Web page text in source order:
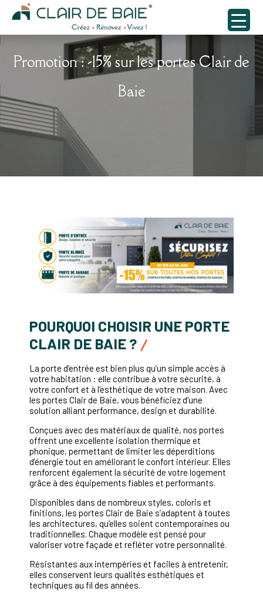
Promotion : -15% sur les portes Clair de
Baie
POURQUOI CHOISIR UNE PORTE
CLAIR DE BAIE ?
La porte d’entrée est bien plus qu’un simple accès à
votre habitation : elle contribue à votre sécurité, à
votre confort et à l’esthétique de votre maison. Avec
les portes Clair de Baie, vous bénéficiez d’une
solution alliant performance, design et durabilité.
Conçues avec des matériaux de qualité, nos portes
offrent une excellente isolation thermique et
phonique, permettant de limiter les déperditions
d’énergie tout en améliorant le confort intérieur. Elles
renforcent également la sécurité de votre logement
grâce à des équipements fiables et performants.
Disponibles dans de nombreux styles, coloris et
finitions, les portes Clair de Baie s’adaptent à toutes
les architectures, qu’elles soient contemporaines ou
traditionnelles. Chaque modèle est pensé pour
valoriser votre façade et refléter votre personnalité.
Résistantes aux intempéries et faciles à entretenir,
elles conservent leurs qualités esthétiques et
techniques au fil des années.